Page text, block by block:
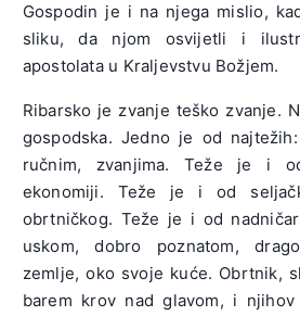
Gospodin je i na njega mislio,
sliku, da njom osvijetli i
apostolata u Kraljevstvu Božjem.
Ribarsko je zvanje teško zvanje.
gospodska. Jedno je od
ručnim, zvanjima. Teže je i
ekonomiji. Teže je i od
obrtničkog. Teže je i od
uskom, dobro poznatom,
zemlje, oko svoje kuće. Obrtnik,
barem krov nad glavom, i